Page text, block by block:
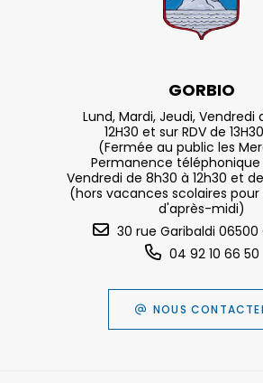
GORBIO
Lund, Mardi, Jeudi, Vendredi
12H30 et sur RDV de
(Fermée au public les
Permanence téléphonique
Vendredi de 8h30 à 12h30 et de
(hors vacances scolaires pour
d'après-midi)
30 rue Garibaldi 06500
04 92 10 66 50
NOUS